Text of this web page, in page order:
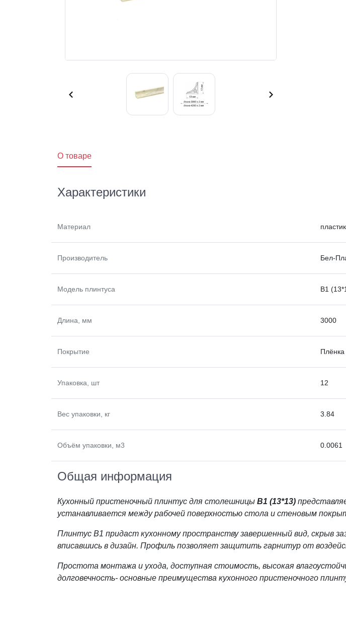
O товаре
Характеристики
Материал пластик
Производитель Бел-
Модель плинтуса В1
Длина, мм 3000
Покрытие
Упаковка, шт 12
Вес упаковки, кг 3.84
Объём упаковки, м3 0.0061
Общая информация
Кухонный пристеночный плинтус для столешницы В1 (13*13)
устанавливается между рабочей поверхностью стола и стеновым
Плинтус В1 придаст кухонному пространству завершенный вид, скрыв
вписавшись в дизайн. Профиль позволяет защитить гарнитур от
Простота монтажа и ухода, доступная стоимость, высокая
долговечность- основные преимущества кухонного пристеночного